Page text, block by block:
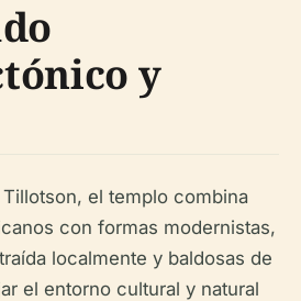
y
el templo combina
con formas modernistas,
localmente y baldosas de
el entorno cultural y natural